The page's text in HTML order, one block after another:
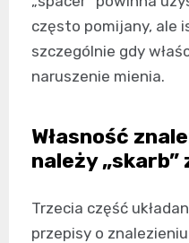
często pomijany, ale
szczególnie gdy
naruszenie mienia.
Własność
należy „skarb”
Trzecia część
przepisy o